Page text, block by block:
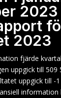
2023
fjärde
uppgick till 509
uppgick till -
information